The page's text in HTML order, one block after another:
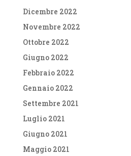
Dicembre 2022
Novembre 2022
Ottobre 2022
Giugno 2022
Febbraio 2022
Gennaio 2022
Settembre 2021
Luglio 2021
Giugno 2021
Maggio 2021